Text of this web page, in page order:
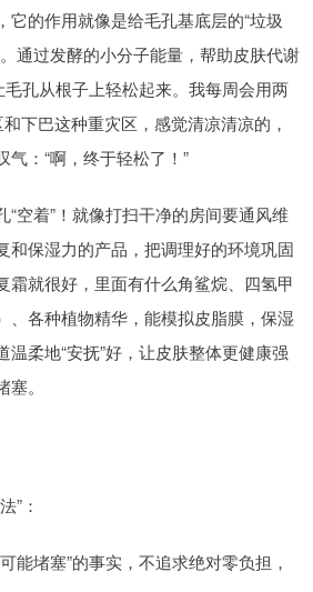
它的作用就像是给毛孔基底层的“垃圾
通过发酵的小分子能量，帮助皮肤代谢
毛孔从根子上轻松起来。我每周会用两
下巴这种重灾区，感觉清凉清凉的，
：“啊，终于轻松了！”
空着”！就像打扫干净的房间要通风维
和保湿力的产品，把调理好的环境巩固
霜就很好，里面有什么角鲨烷、四氢甲
、各种植物精华，能模拟皮脂膜，保湿
柔地“安抚”好，让皮肤整体更健康强
。
”：
能堵塞”的事实，不追求绝对零负担，